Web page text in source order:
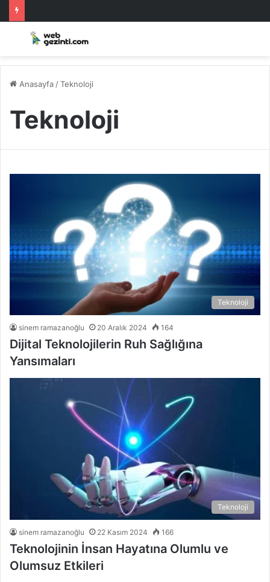
Anasayfa /Teknoloji
Teknoloji
Teknoloji
sinem ramazanoğlu 20 Aralık 2024 164
Dijital Teknolojilerin Ruh Sağlığına
Yansımaları
Teknoloji
sinem ramazanoğlu 22 Kasım 2024 166
Teknolojinin İnsan Hayatına Olumlu ve
Olumsuz Etkileri